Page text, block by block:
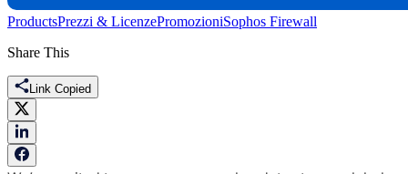
ProductsPrezzi & LicenzePromozioniSophos Firewall
Share This
Link Copied